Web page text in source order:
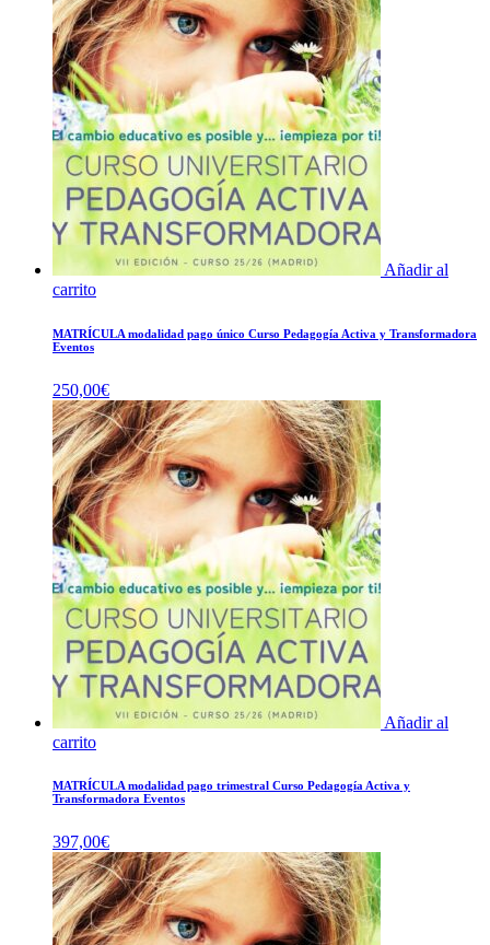
Añadir al
carrito
MATRÍCULA modalidad pago único Curso Pedagogía Activa y Transformadora
Eventos
250,00€
Añadir al
carrito
MATRÍCULA modalidad pago trimestral Curso Pedagogía Activa y
Transformadora Eventos
397,00€